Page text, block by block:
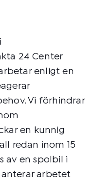
24 Center
enligt en
Vi förhindrar
en kunnig
redan inom 15
av en spolbil i
arbetet